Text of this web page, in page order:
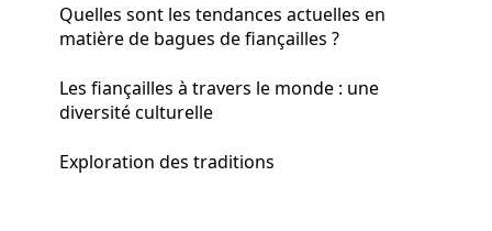
Quelles sont les tendances actuelles en
matière de bagues de fiançailles ?
Les fiançailles à travers le monde : une
diversité culturelle
Exploration des traditions